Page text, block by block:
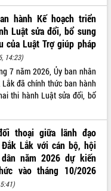
hành Kế hoạch triển
Luật sửa đổi, bổ sung
của Luật Trợ giúp pháp
14:23)
7 năm 2026, Ủy ban nhân
đã chính thức ban hành
thi hành Luật sửa đổi, bổ
thoại giữa lãnh đạo
Lắk với cán bộ, hội
năm 2026 dự kiến
vào tháng 10/2026